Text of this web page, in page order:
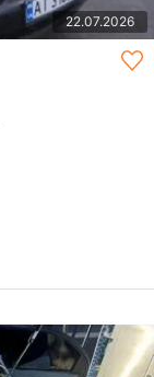
22.07.2026